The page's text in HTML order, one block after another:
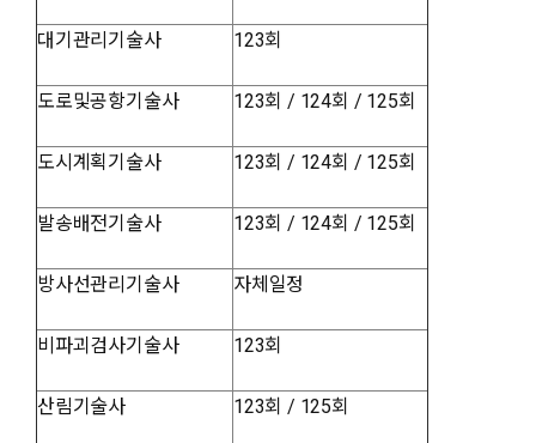
대기관리기술사 123회
도로및공항기술사 123회 / 124회 / 125회
도시계획기술사 123회 / 124회 / 125회
발송배전기술사 123회 / 124회 / 125회
방사선관리기술사 자체일정
비파괴검사기술사 123회
산림기술사 123회 / 125회